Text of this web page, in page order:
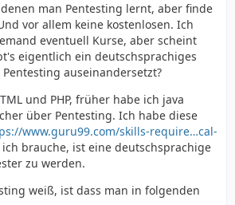
man Pentesting lernt, aber finde
vor allem keine kostenlosen. Ich
eventuell Kurse, aber scheint
eigentlich ein deutschsprachiges
auseinandersetzt?
und PHP, früher habe ich java
über Pentesting. Ich habe diese
www.guru99.com/skills-require…cal-
ich brauche, ist eine deutschsprachige
zu werden.
weiß, ist dass man in folgenden